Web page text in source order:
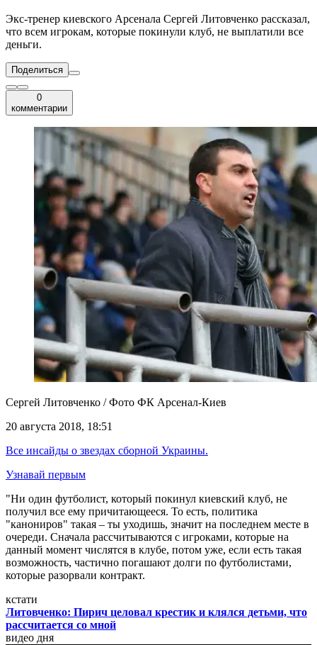
Экс-тренер киевского Арсенала Сергей Литовченко рассказал,
что всем игрокам, которые покинули клуб, не выплатили все
деньги.
Поделиться
0
комментарии
Сергей Литовченко / Фото ФК Арсенал-Киев
20 августа 2018, 18:51
Все инсайды о звездах сборной Украины.
Узнавай первым
"Ни один футболист, который покинул киевский клуб, не
получил все ему причитающееся. То есть, политика
"канониров" такая – ты уходишь, значит на последнем месте в
очереди. Сначала рассчитываются с игроками, которые на
данный момент числятся в клубе, потом уже, если есть такая
возможность, частично погашают долги по футболистами,
которые разорвали контракт.
кстати
Литовченко: Пирич целовал крестик и клялся детьми, что
рассчитается со мной
видео дня